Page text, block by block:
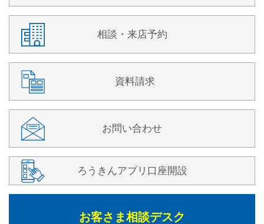
相談・来店予約
資料請求
お問い合わせ
ろうきんアプリ口座開設
お客さま相談デスク